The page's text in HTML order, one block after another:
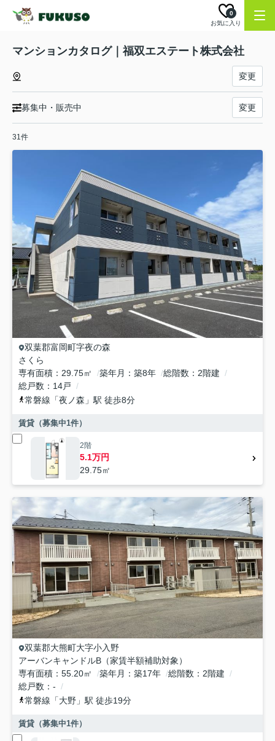
お気に入り
0
マンションカタログ｜福双エステート株式会社
変更
募集中・販売中 変更
31件
双葉郡富岡町字夜の森
さくら
専有面積
29.75㎡ 築年月 築8年 総階数
2階建
総戸数
14戸
常磐線 「夜ノ森 」駅 徒歩8分
賃貸（募集中1件）
2階
5.1万円
29.75㎡
双葉郡大熊町大字小入野
アーバンキャンドルB（家賃半額補助対象）
専有面積
55.20㎡ 築年月 築17年 総階数
2階建
総戸数
-
常磐線 「大野 」駅 徒歩19分
賃貸（募集中1件）